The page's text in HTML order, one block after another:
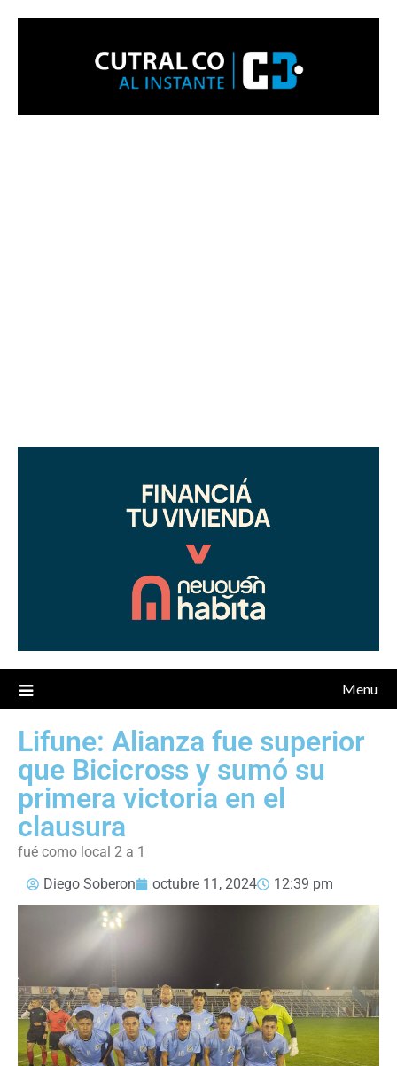
Menu
Lifune: Alianza fue superior
que Bicicross y sumó su
primera victoria en el
clausura
fué como local 2 a 1
Diego Soberon
octubre 11, 2024 12:39 pm